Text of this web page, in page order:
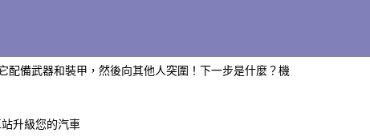
配備武器和裝甲，然後向其他人突圍！下一步是什麼？機
升級您的汽車